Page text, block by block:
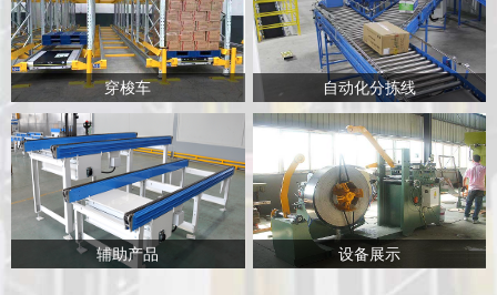
穿梭车 自动化分拣线
辅助产品 设备展示